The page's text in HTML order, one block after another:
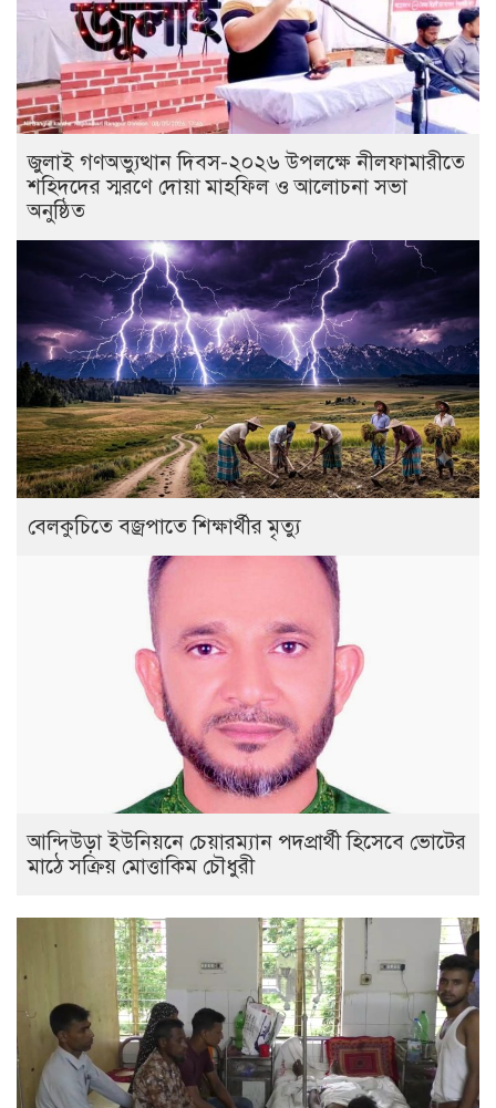
জুলাই গণঅভ্যুত্থান দিবস-২০২৬ উপলক্ষে নীলফামারীতে
শহিদদের স্মরণে দোয়া মাহফিল ও আলোচনা সভা
অনুষ্ঠিত
বেলকুচিতে বজ্রপাতে শিক্ষার্থীর মৃত্যু
আন্দিউড়া ইউনিয়নে চেয়ারম্যান পদপ্রার্থী হিসেবে ভোটের
মাঠে সক্রিয় মোত্তাকিম চৌধুরী